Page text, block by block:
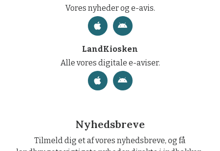
Vores nyheder og e-avis.
LandKiosken
Alle vores digitale e-aviser.
Nyhedsbreve
Tilmeld dig et af vores nyhedsbreve, og få